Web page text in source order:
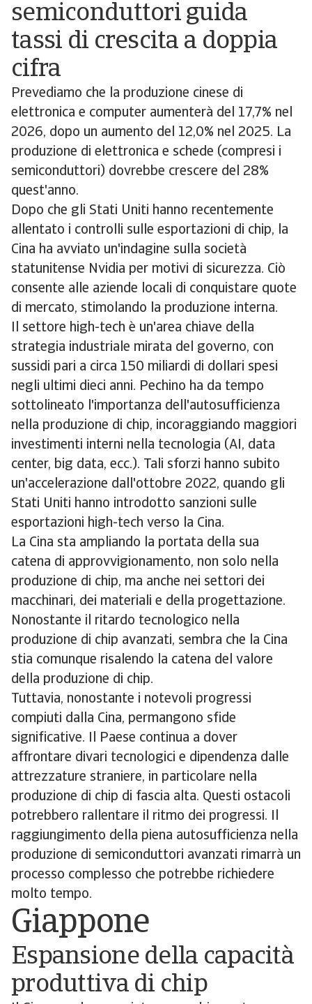
semiconduttori guida
tassi di crescita a doppia
cifra
Prevediamo che la produzione cinese di
elettronica e computer aumenterà del 17,7% nel
2026, dopo un aumento del 12,0% nel 2025. La
produzione di elettronica e schede (compresi i
semiconduttori) dovrebbe crescere del 28%
quest'anno.
Dopo che gli Stati Uniti hanno recentemente
allentato i controlli sulle esportazioni di chip, la
Cina ha avviato un'indagine sulla società
statunitense Nvidia per motivi di sicurezza. Ciò
consente alle aziende locali di conquistare quote
di mercato, stimolando la produzione interna.
Il settore high-tech è un'area chiave della
strategia industriale mirata del governo, con
sussidi pari a circa 150 miliardi di dollari spesi
negli ultimi dieci anni. Pechino ha da tempo
sottolineato l'importanza dell'autosufficienza
nella produzione di chip, incoraggiando maggiori
investimenti interni nella tecnologia (AI, data
center, big data, ecc.). Tali sforzi hanno subito
un'accelerazione dall'ottobre 2022, quando gli
Stati Uniti hanno introdotto sanzioni sulle
esportazioni high-tech verso la Cina.
La Cina sta ampliando la portata della sua
catena di approvvigionamento, non solo nella
produzione di chip, ma anche nei settori dei
macchinari, dei materiali e della progettazione.
Nonostante il ritardo tecnologico nella
produzione di chip avanzati, sembra che la Cina
stia comunque risalendo la catena del valore
della produzione di chip.
Tuttavia, nonostante i notevoli progressi
compiuti dalla Cina, permangono sfide
significative. Il Paese continua a dover
affrontare divari tecnologici e dipendenza dalle
attrezzature straniere, in particolare nella
produzione di chip di fascia alta. Questi ostacoli
potrebbero rallentare il ritmo dei progressi. Il
raggiungimento della piena autosufficienza nella
produzione di semiconduttori avanzati rimarrà un
processo complesso che potrebbe richiedere
molto tempo.
Giappone
Espansione della capacità
produttiva di chip